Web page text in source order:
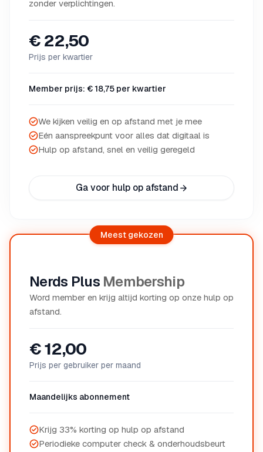
zonder verplichtingen.
€ 22,50
Prijs per kwartier
Member prijs: € 18,75 per kwartier
We kijken veilig en op afstand met je mee
Eén aanspreekpunt voor alles dat digitaal is
Hulp op afstand, snel en veilig geregeld
Ga voor hulp op afstand
Nerds Plus Membership
Word member en krijg altijd korting op onze hulp op
afstand.
€ 12,00
Prijs per gebruiker per maand
Maandelijks abonnement
Krijg 33% korting op hulp op afstand
Periodieke computer check & onderhoudsbeurt
Meest gekozen